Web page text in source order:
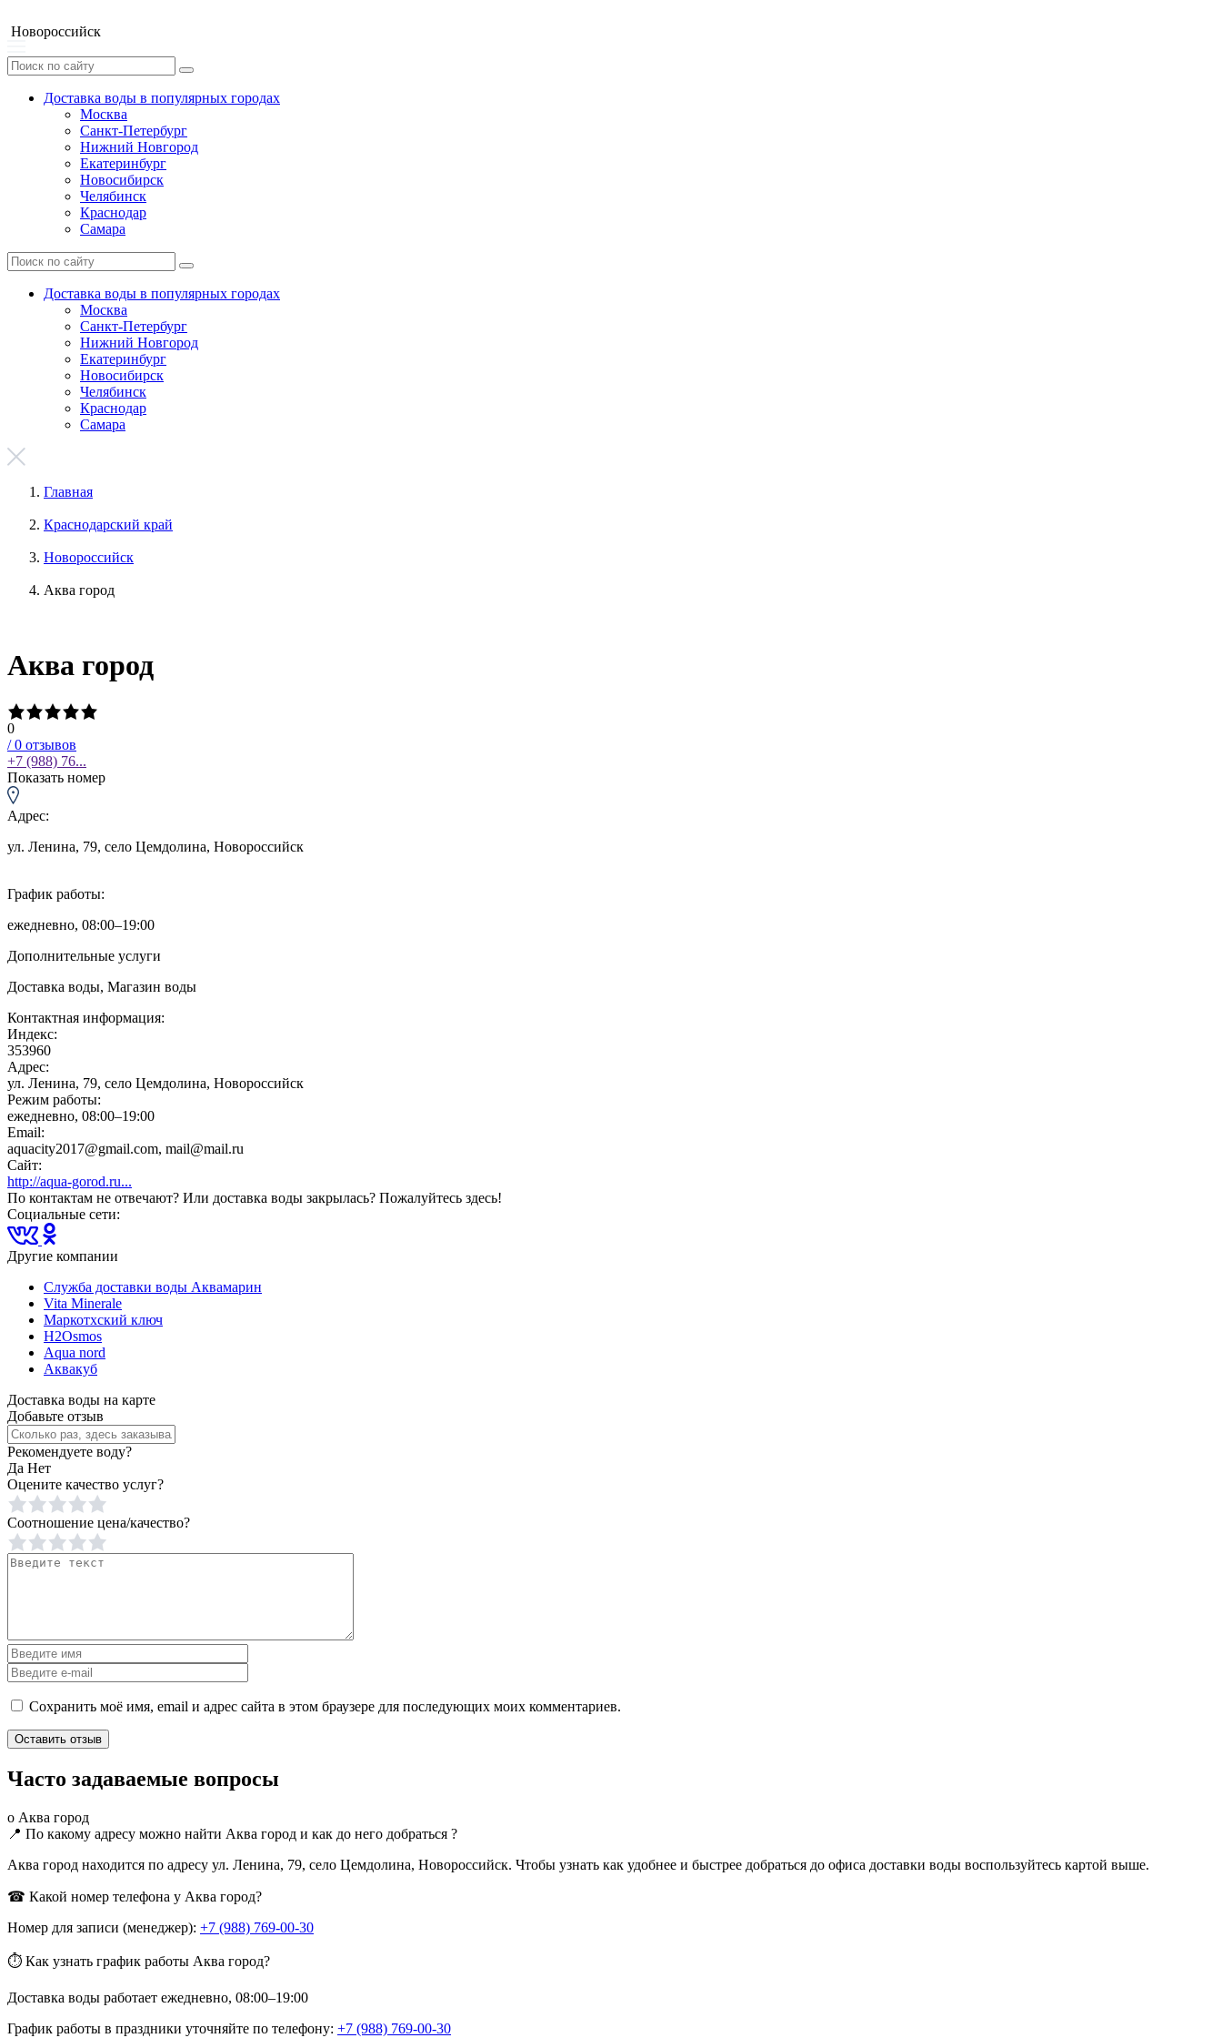
Новороссийск
Доставка воды в популярных городах
Москва
Санкт-Петербург
Нижний Новгород
Екатеринбург
Новосибирск
Челябинск
Краснодар
Самара
Доставка воды в популярных городах
Москва
Санкт-Петербург
Нижний Новгород
Екатеринбург
Новосибирск
Челябинск
Краснодар
Самара
Главная
Краснодарский край
Новороссийск
Аква город
Аква город
0
/0 отзывов
+7 (988) 76...
Показать номер
Адрес:
ул. Ленина, 79, село Цемдолина, Новороссийск
График работы:
ежедневно, 08:00–19:00
Дополнительные услуги
Доставка воды, Магазин воды
Контактная информация:
Индекс:
353960
Адрес:
ул. Ленина, 79, село Цемдолина, Новороссийск
Режим работы:
ежедневно, 08:00–19:00
Email:
aquacity2017@gmail.com, mail@mail.ru
Сайт:
http://aqua-gorod.ru...
По контактам не отвечают? Или доставка воды закрылась? Пожалуйтесь здесь!
Социальные сети:
Другие компании
Служба доставки воды Аквамарин
Vita Minerale
Маркотхский ключ
H2Osmos
Aqua nord
Аквакуб
Доставка воды на карте
Добавьте отзыв
Рекомендуете воду?
Да Нет
Оцените качество услуг?
Соотношение цена/качество?
Сохранить моё имя, email и адрес сайта в этом браузере для последующих моих комментариев.
Часто задаваемые вопросы
о Аква город
📍 По какому адресу можно найти Аква город и как до него добраться ?
Аква город находится по адресу ул. Ленина, 79, село Цемдолина, Новороссийск. Чтобы узнать как удобнее и быстрее добраться до офиса доставки воды воспользуйтесь картой выше.
☎ Какой номер телефона у Аква город?
Номер для записи (менеджер): +7 (988) 769-00-30
⏱ Как узнать график работы Аква город?
Доставка воды работает ежедневно, 08:00–19:00
График работы в праздники уточняйте по телефону: +7 (988) 769-00-30